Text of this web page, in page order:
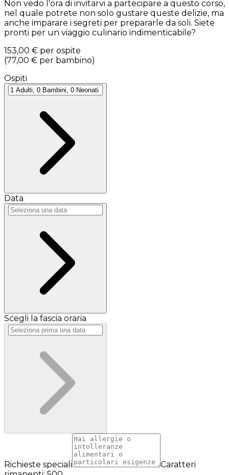
Non vedo l'ora di invitarvi a partecipare a questo corso,
nel quale potrete non solo gustare queste delizie, ma
anche imparare i segreti per prepararle da soli. Siete
pronti per un viaggio culinario indimenticabile?
153,00 € per ospite
(77,00 € per bambino)
Ospiti
Data
Scegli la fascia oraria
Richieste speciali
Caratteri